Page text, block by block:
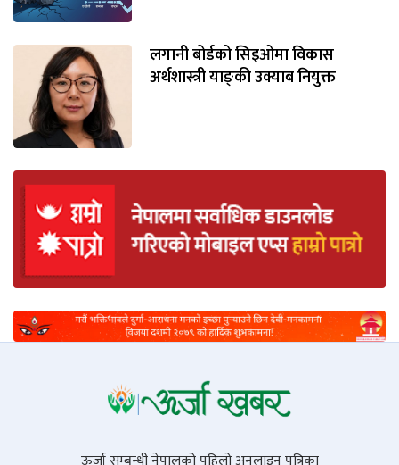
लगानी बोर्डको सिइओमा विकास
अर्थशास्त्री याङ्‌की उक्याब नियुक्त